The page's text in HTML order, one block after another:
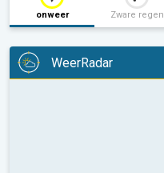
onweer Zware regen
WeerRadar